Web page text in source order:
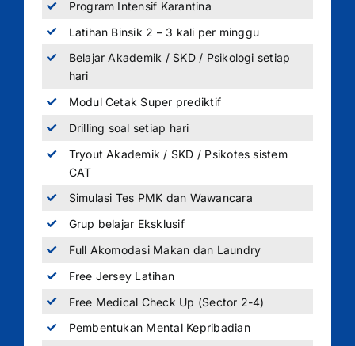
Program Intensif Karantina
Latihan Binsik 2 – 3 kali per minggu
Belajar Akademik / SKD / Psikologi setiap
hari
Modul Cetak Super prediktif
Drilling soal setiap hari
Tryout Akademik / SKD / Psikotes sistem
CAT
Simulasi Tes PMK dan Wawancara
Grup belajar Eksklusif
Full Akomodasi Makan dan Laundry
Free Jersey Latihan
Free Medical Check Up (Sector 2-4)
Pembentukan Mental Kepribadian